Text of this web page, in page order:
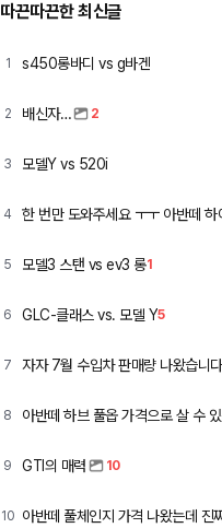
따끈따끈한 최신글
1 s450롱바디 vs g바겐
2 배신자… 2
3 모델Y vs 520i
4
5 모델3 스탠 vs ev3 롱1
6 GLC-클래스 vs. 모델 Y5
7
8
9 GTI의 매력 10
10